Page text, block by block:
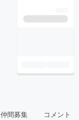
仲間募集 コメント